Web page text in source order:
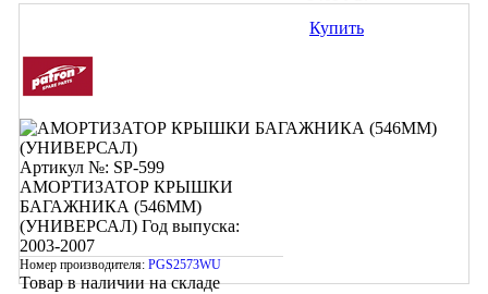
Купить
Артикул №: SP-599
АМОРТИЗАТОР КРЫШКИ
БАГАЖНИКА (546ММ)
(УНИВЕРСАЛ) Год выпуска:
2003-2007
Номер производителя: PGS2573WU
Товар в наличии на складе